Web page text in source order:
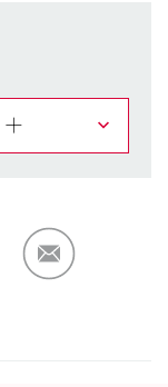
ADD